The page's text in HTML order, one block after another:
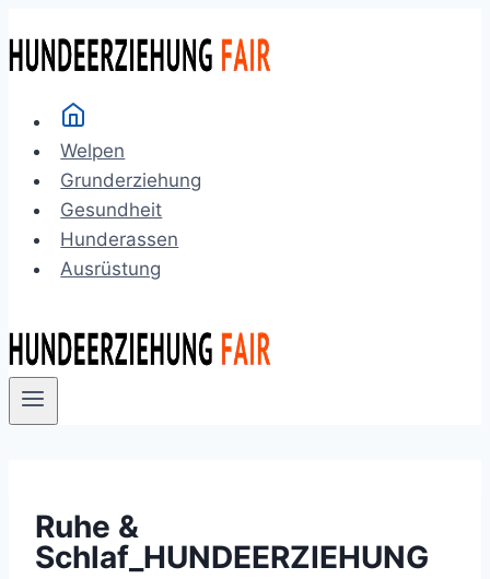
Inhalt
Welpen
Grunderziehung
Gesundheit
Hunderassen
Ausrüstung
Ruhe &
Schlaf_HUNDEERZIEHUNG